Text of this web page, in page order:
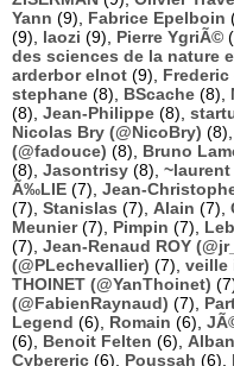
Yann (9), Fabrice Epelboin
(9), laozi (9), Pierre YgriÃ©
des sciences de la nature
arderbor elnot (9), Frederic
stephane (8), BScache (8),
(8), Jean-Philippe (8),
Nicolas Bry (@NicoBry) (8),
(@fadouce) (8), Bruno
(8), Jasontrisy (8), ~laurent
Ã‰LIE (7), Jean-
(7), Stanislas (7), Alain (7),
Meunier(7), Pimpin (7),
(7), Jean-Renaud ROY
(@PLechevallier) (7), veille
THOINET (@YanThoinet)
(@FabienRaynaud) (7),
Legend (6), Romain (6),
(6), Benoit Felten (6), Alban
Cybereric (6), Poussah (6),